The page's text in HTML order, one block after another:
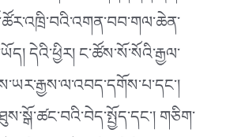
དེའི་ཕྱིར། ང་ཚོས་སོ་སོའི་རྒྱལ་
གཅིག་